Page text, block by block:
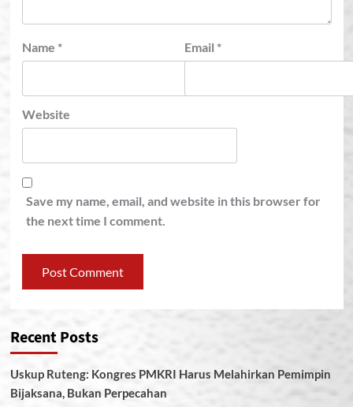
Name * Email *
Website
Save my name, email, and website in this browser for
the next time I comment.
Recent Posts
Uskup Ruteng: Kongres PMKRI Harus Melahirkan Pemimpin
Bijaksana, Bukan Perpecahan